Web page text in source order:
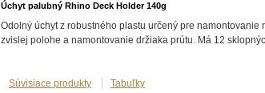
Úchyt palubný Rhino Deck Holder 140g
Odolný úchyt z robustného plastu určený pre
zvislej polohe a namontovanie držiaka prútu. Má 12
Súvisiace produkty Tabuľky